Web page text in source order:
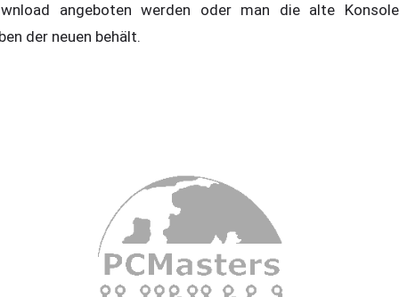
angeboten werden oder man die alte Konsole
der neuen behält.